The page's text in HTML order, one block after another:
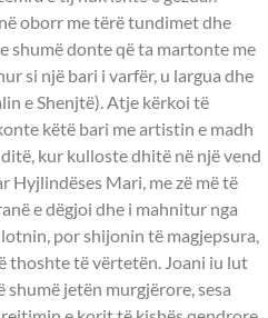
oborr me tërë tundimet dhe
shumë donte që ta martonte me
si një bari i varfër, u largua dhe
e Shenjtë). Atje kërkoi të
këtë bari me artistin e madh
kur kulloste dhitë në një vend
Hyjlindëses Mari, me zë më të
e dëgjoi dhe i mahnitur nga
por shijonin të magjepsura,
thoshte të vërtetën. Joani iu lut
jetën murgjërore, sesa